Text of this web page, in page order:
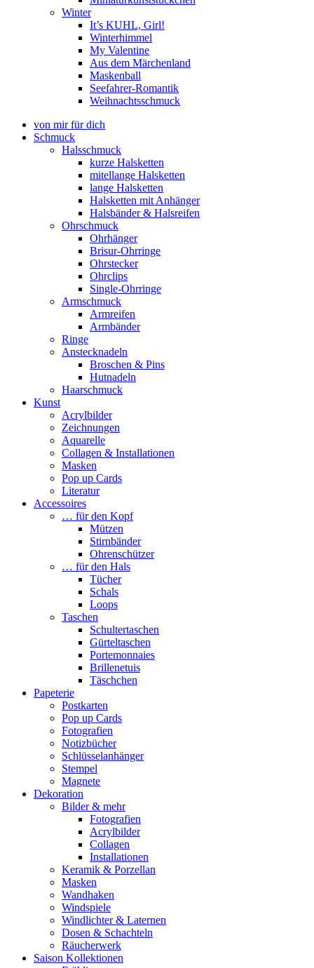
Winter
It’s KUHL, Girl!
Winterhimmel
My Valentine
Aus dem Märchenland
Maskenball
Seefahrer-Romantik
Weihnachtsschmuck
von mir für dich
Schmuck
Halsschmuck
kurze Halsketten
mitellange Halsketten
lange Halsketten
Halsketten mit Anhänger
Halsbänder & Halsreifen
Ohrschmuck
Ohrhänger
Brisur-Ohrringe
Ohrstecker
Ohrclips
Single-Ohrringe
Armschmuck
Armreifen
Armbänder
Ringe
Anstecknadeln
Broschen & Pins
Hutnadeln
Haarschmuck
Kunst
Acrylbilder
Zeichnungen
Aquarelle
Collagen & Installationen
Masken
Pop up Cards
Literatur
Accessoires
… für den Kopf
Mützen
Stirnbänder
Ohrenschützer
… für den Hals
Tücher
Schals
Loops
Taschen
Schultertaschen
Gürteltaschen
Portemonnaies
Brillenetuis
Täschchen
Papeterie
Postkarten
Pop up Cards
Fotografien
Notizbücher
Schlüsselanhänger
Stempel
Magnete
Dekoration
Bilder & mehr
Fotografien
Acrylbilder
Collagen
Installationen
Keramik & Porzellan
Masken
Wandhaken
Windspiele
Windlichter & Laternen
Dosen & Schachteln
Räucherwerk
Saison Kollektionen